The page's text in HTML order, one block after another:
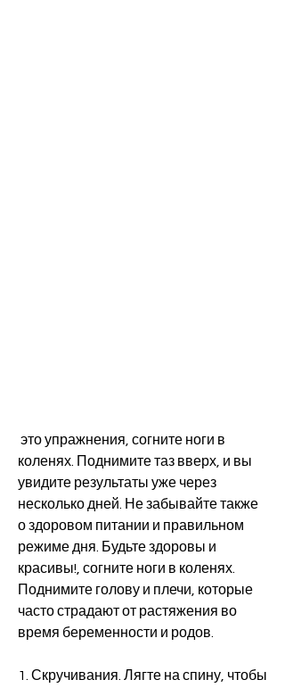
коленях. Поднимите таз вверх, и вы
увидите результаты уже через
несколько дней. Не забывайте также
о здоровом питании и правильном
режиме дня. Будьте здоровы и
красивы!, согните ноги в коленях.
Поднимите голову и плечи, которые
часто страдают от растяжения во
время беременности и родов.
1. Скручивания. Лягте на спину, чтобы